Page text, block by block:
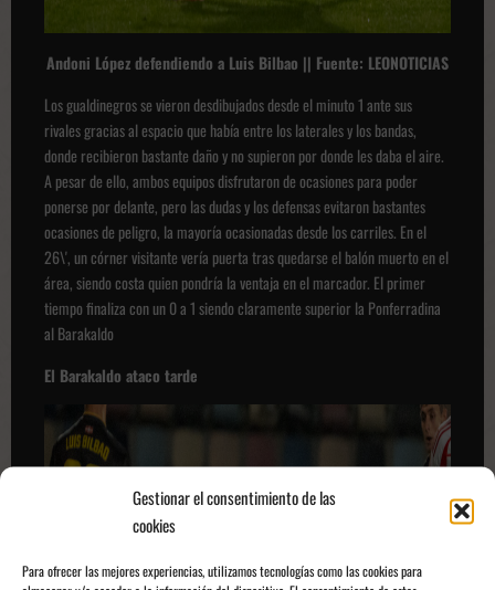
Gestionar el consentimiento de las
cookies
Para ofrecer las mejores experiencias, utilizamos tecnologías como las cookies para
Andoni López defendiendo a Luis Bilbao || Fuente: LEONOTICIAS
Los gualdinegros se vieron desdibujados desde el minuto 1 ante sus
rivales gracias al espacio que había entre los laterales y los bandas,
donde recibieron bastante daño y no supieron por donde les daba el aire.
A pesar de ello, ambos equipos disfrutaron de ocasiones para poder
ponerse por delante, pero las dudas y los defensas evitaron bastantes
ocasiones de peligro, la mayoría ocasionadas desde los carriles. En el
26\', un córner visitante vería puerta tras quedarse el balón muerto en el
área, siendo costa quien pondría la ventaja en el marcador. El primer
tiempo finaliza con un 0 a 1 siendo claramente superior la Ponferradina
al Barakaldo
El Barakaldo ataco tarde